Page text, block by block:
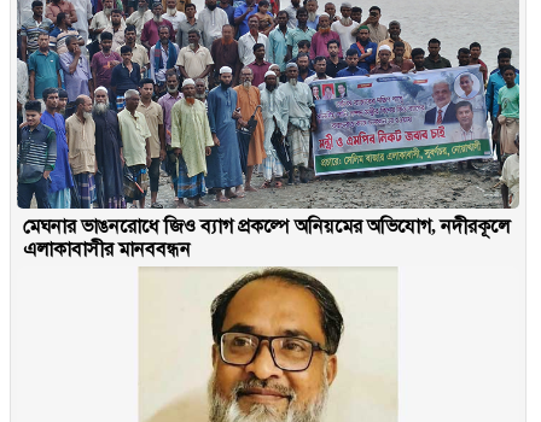
মেঘনার ভাঙনরোধে জিও ব্যাগ প্রকল্পে অনিয়মের অভিযোগ, নদীরকূলে
এলাকাবাসীর মানববন্ধন